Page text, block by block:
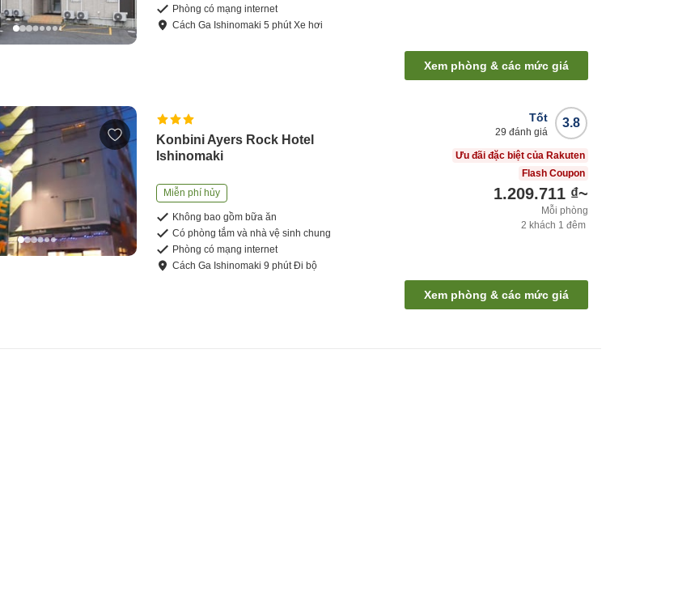
Phòng có mạng internet
CáchGa Ishinomaki5 phútXe hơi
Xem phòng & các mức giá
Konbini Ayers Rock Hotel
Ishinomaki
Miễn phí hủy
Không bao gồm bữa ăn
Có phòng tắm và nhà vệ sinh chung
Phòng có mạng internet
CáchGa Ishinomaki9 phútĐi bộ
3.8
Tốt
29 đánh giá
Ưu đãi đặc biệt của Rakuten
Flash Coupon
1.209.711 ₫~
Mỗi phòng
2 khách 1 đêm
Xem phòng & các mức giá